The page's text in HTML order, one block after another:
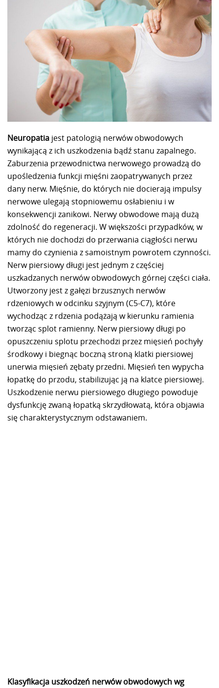
Neuropatia jest patologią nerwów obwodowych
wynikającą z ich uszkodzenia bądź stanu zapalnego.
Zaburzenia przewodnictwa nerwowego prowadzą do
upośledzenia funkcji mięśni zaopatrywanych przez
dany nerw. Mięśnie, do których nie docierają impulsy
nerwowe ulegają stopniowemu osłabieniu i w
konsekwencji zanikowi. Nerwy obwodowe mają dużą
zdolność do regeneracji. W większości przypadków, w
których nie dochodzi do przerwania ciągłości nerwu
mamy do czynienia z samoistnym powrotem czynności.
Nerw piersiowy długi jest jednym z częściej
uszkadzanych nerwów obwodowych górnej części ciała.
Utworzony jest z gałęzi brzusznych nerwów
rdzeniowych w odcinku szyjnym (C5-C7), które
wychodząc z rdzenia podążają w kierunku ramienia
tworząc splot ramienny. Nerw piersiowy długi po
opuszczeniu splotu przechodzi przez mięsień pochyły
środkowy i biegnąc boczną stroną klatki piersiowej
unerwia mięsień zębaty przedni. Mięsień ten wypycha
łopatkę do przodu, stabilizując ją na klatce piersiowej.
Uszkodzenie nerwu piersiowego długiego powoduje
dysfunkcję zwaną łopatką skrzydłowatą, która objawia
się charakterystycznym odstawaniem.
Klasyfikacja uszkodzeń nerwów obwodowych wg